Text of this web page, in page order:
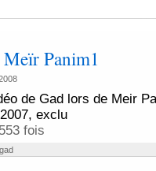
Meïr Panim1
de Gad lors de Meir
exclu
fois
gad